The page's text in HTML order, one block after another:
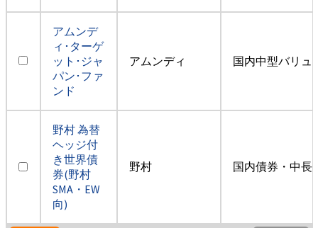
アムンデ
ィ･ターゲ
ット･ジャ
パン･ファ
ンド
アムンディ 国内中型バリュ
野村 為替
ヘッジ付
き世界債
券(野村
SMA・EW
向)
野村 国内債券・中長